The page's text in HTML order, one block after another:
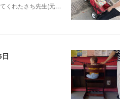
くれたさち先生(元…